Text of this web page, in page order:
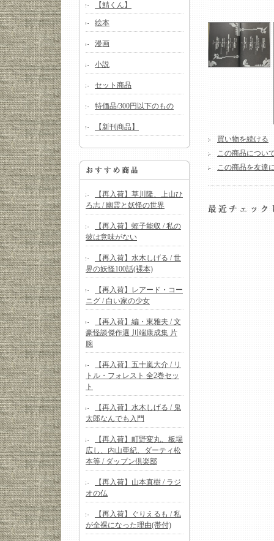
【鯖くん】
絵本
漫画
小説
セット商品
特価品/300円以下のもの
【新刊商品】
【再入荷】草川隆、上山ひ
ろ志 / 幽霊と妖怪の世界
【再入荷】蛭子能収 / 私の
彼は意味がない
【再入荷】水木しげる / 世
界の妖怪100話(裸本)
【再入荷】レアード・コー
ニグ / 白い家の少女
【再入荷】編・東雅夫 / 文
豪怪談傑作選 川端康成集 片
腕
【再入荷】五十嵐大介 / リ
トル・フォレスト 全2巻セッ
ト
【再入荷】水木しげる / 鬼
太郎なんでも入門
【再入荷】町野変丸、板場
広し、内山亜紀、ダーティ松
本等 / ダップン倶楽部
【再入荷】山本直樹 / ラジ
オの仏
【再入荷】ぐりえるも / 私
が全裸になった理由(帯付)
買い物を続ける
この商品につい
この商品を友達